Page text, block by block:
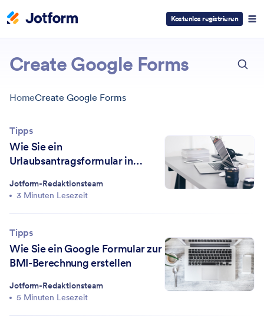
Kostenlos registrieren
Create Google Forms
HomeCreate Google Forms
Tipps
Wie Sie ein
Urlaubsantragsformular in
Jotform-Redaktionsteam
3 Minuten Lesezeit
Tipps
Wie Sie ein Google Formular zur
BMI-Berechnung erstellen
Jotform-Redaktionsteam
5 Minuten Lesezeit
ESC